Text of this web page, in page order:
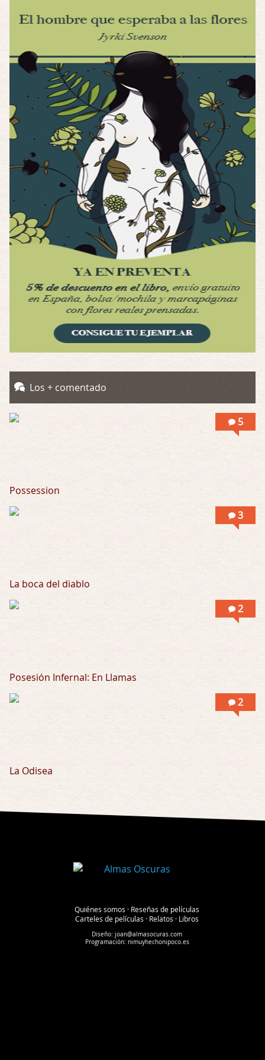
Por: FrancHis
Yo justo fui a verla ayer al cine y la ver …
Por encima de tu cadáver
Por: Luar
Interesante cuando avanza, le falta algo d …
Por encima de tu cadáver
Por: Luar
Interesante cuando avanza, le falta algo d …
Possession
Se llama la posesión en castellano, está …
Obsession
Por: Mariano
Una película normalita, nada del otro mun …
Por: Chica Stark
Al principio por el hype que la dieron iba …
Possession
Posesión Infernal: En Llamas
Por: Skalope
Los + comentado
5
Possession
3
La boca del diablo
2
Posesión Infernal: En Llamas
2
La Odisea
Quiénes somos · Reseñas de películas
Carteles de películas · Relatos · Libros
Diseño:joan@almasocuras.com
Programación: nimuyhechonipoco.es